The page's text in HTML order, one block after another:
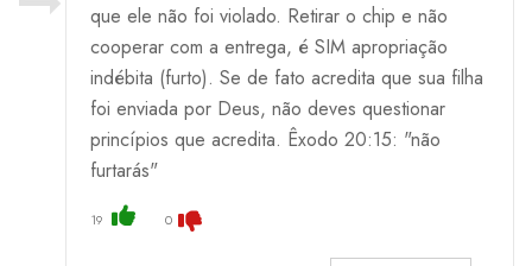
que ele não foi violado. Retirar o chip e não
cooperar com a entrega, é SIM apropriação
indébita (furto). Se de fato acredita que sua filha
foi enviada por Deus, não deves questionar
princípios que acredita. Êxodo 20:15: "não
furtarás"
19 0